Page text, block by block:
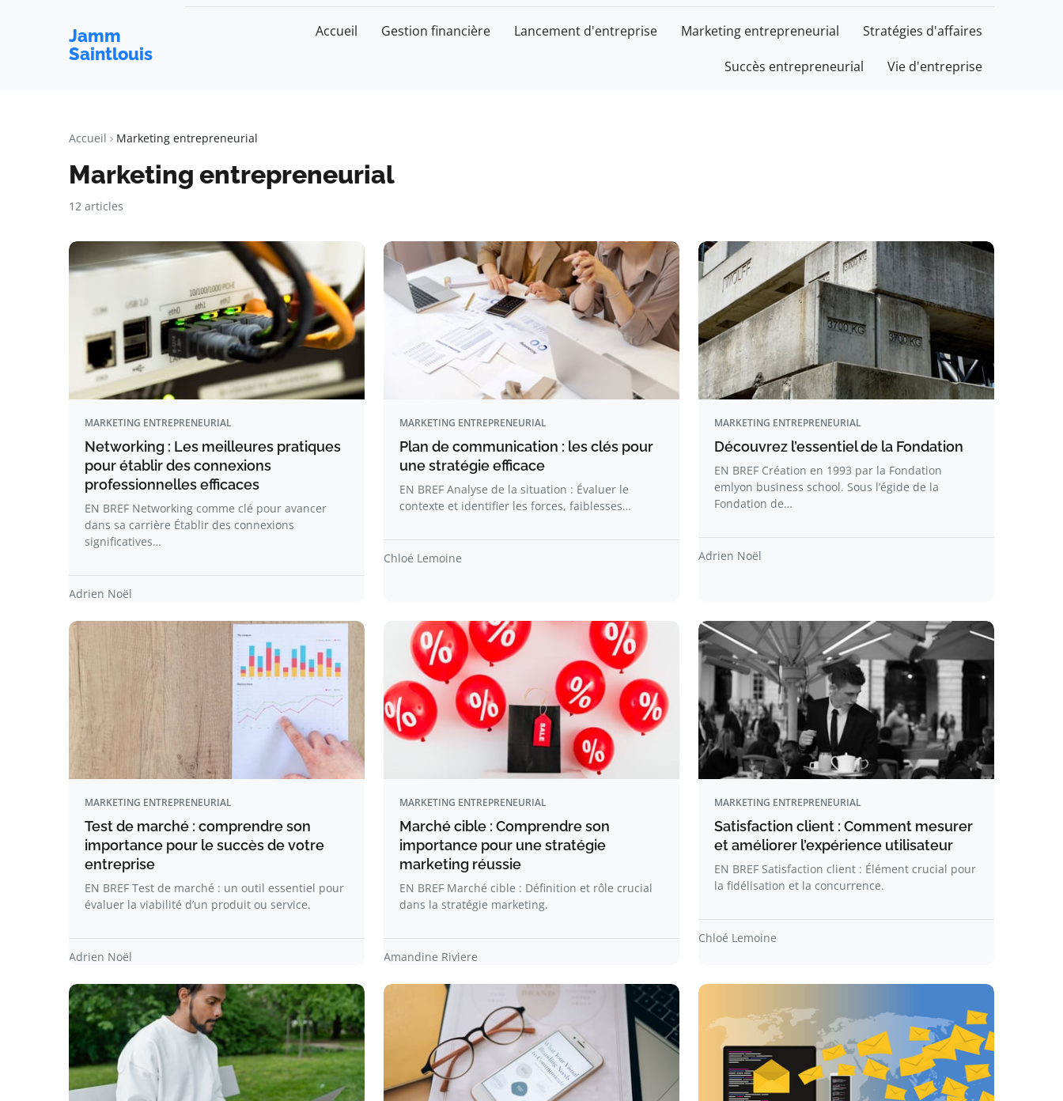
Jamm
Saintlouis
Accueil Gestion financière Lancement d'entreprise Marketing entrepreneurial Stratégies d'affaires
Succès entrepreneurial Vie d'entreprise
Accueil Marketing entrepreneurial
Marketing entrepreneurial
12 articles
MARKETING ENTREPRENEURIAL
Networking : Les meilleures pratiques
pour établir des connexions
professionnelles efficaces
EN BREF Networking comme clé pour avancer
dans sa carrière Établir des connexions
significatives…
Adrien Noël
MARKETING ENTREPRENEURIAL
Plan de communication : les clés pour
une stratégie efficace
EN BREF Analyse de la situation : Évaluer le
contexte et identifier les forces, faiblesses…
Chloé Lemoine
MARKETING ENTREPRENEURIAL
Découvrez l’essentiel de la Fondation
EN BREF Création en 1993 par la Fondation
emlyon business school. Sous l’égide de la
Fondation de…
Adrien Noël
MARKETING ENTREPRENEURIAL
Test de marché : comprendre son
importance pour le succès de votre
entreprise
EN BREF Test de marché : un outil essentiel pour
évaluer la viabilité d’un produit ou service.
Adrien Noël
MARKETING ENTREPRENEURIAL
Marché cible : Comprendre son
importance pour une stratégie
marketing réussie
EN BREF Marché cible : Définition et rôle crucial
dans la stratégie marketing.
Amandine Riviere
MARKETING ENTREPRENEURIAL
Satisfaction client : Comment mesurer
et améliorer l’expérience utilisateur
EN BREF Satisfaction client : Élément crucial pour
la fidélisation et la concurrence.
Chloé Lemoine